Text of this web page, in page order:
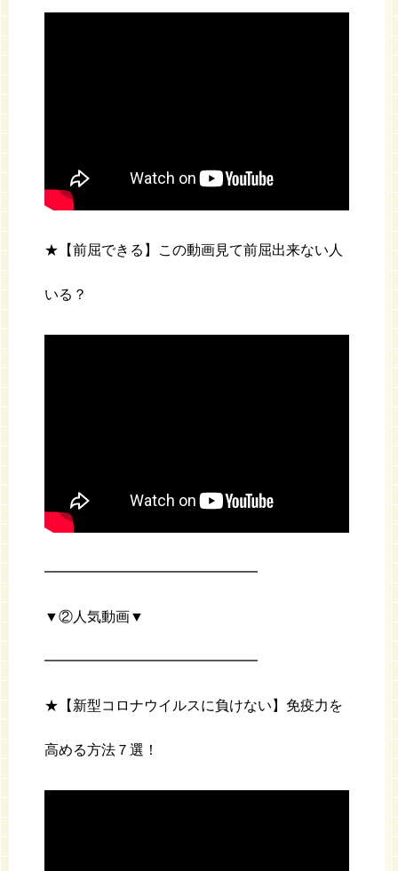
★【前屈できる】この動画見て前屈出来ない人
いる？
━━━━━━━━━━━━━━━
▼②人気動画▼
━━━━━━━━━━━━━━━
★【新型コロナウイルスに負けない】免疫力を
高める方法７選！